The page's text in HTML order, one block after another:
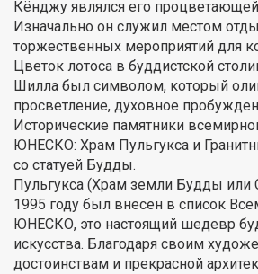
Кёнджу являлся его
Изначально он служил местом
торжественных мероприятий для
Цветок лотоса в буддистской
Шилла был символом, который
просветление, духовное
Исторические памятники
ЮНЕСКО: Храм Пульгукса и
со статуей Будды.
Пульгукса (Храм земли Будды или
1995 году был внесен в список
ЮНЕСКО, это настоящий шедевр
искусства. Благодаря своим
достоинствам и прекрасной